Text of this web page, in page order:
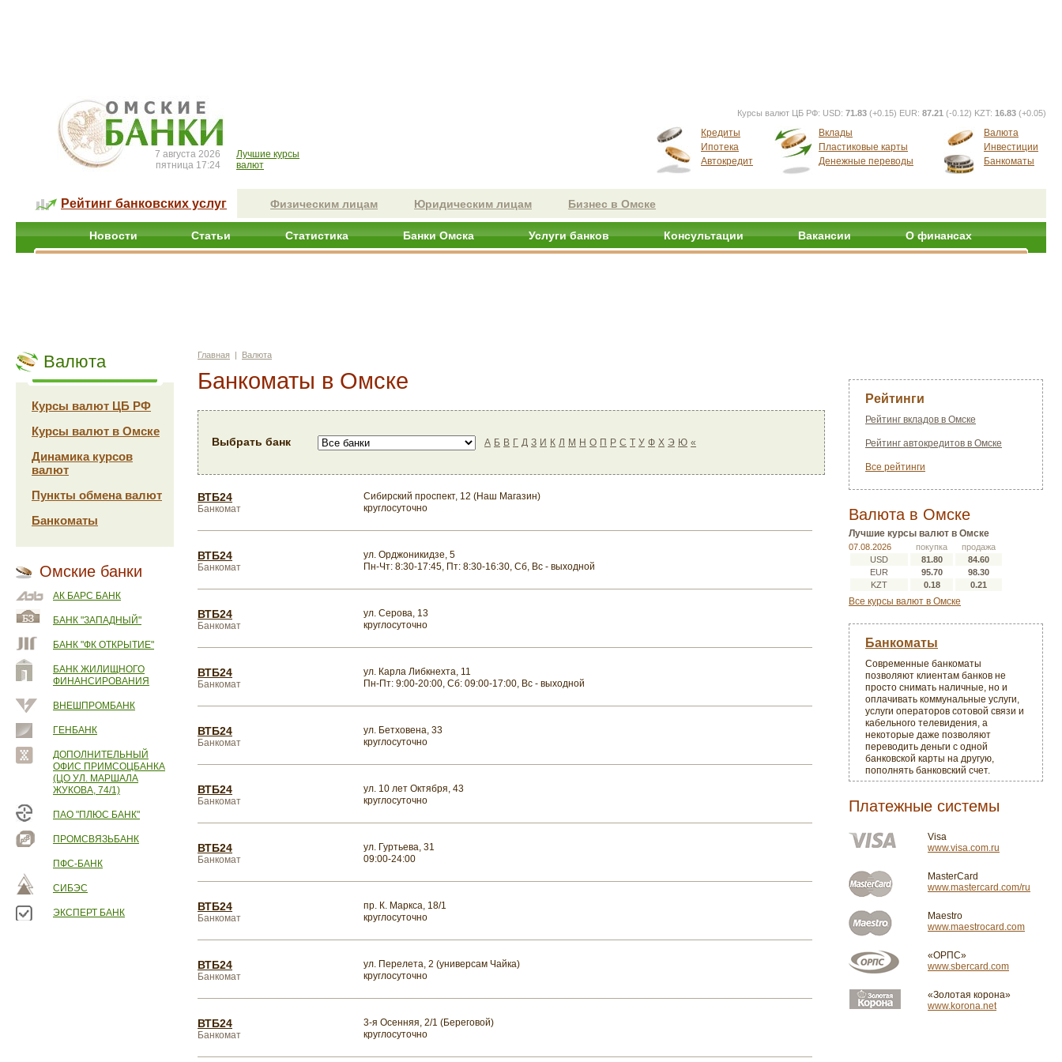
7 августа 2026
пятница 17:24
Лучшие курсы
валют
Курсы валют ЦБ РФ: USD: 71.83 (+0.15) EUR: 87.21 (-0.12) KZT: 16.83 (+0.05)
Кредиты
Ипотека
Автокредит
Вклады
Пластиковые карты
Денежные переводы
Валюта
Инвестиции
Банкоматы
Рейтинг банковских услуг Физическим лицам Юридическим лицам Бизнес в Омске
Новости Статьи Статистика Банки Омска Услуги банков Консультации Вакансии О финансах
Валюта
Курсы валют ЦБ РФ
Курсы валют в Омске
Динамика курсов
валют
Пункты обмена валют
Банкоматы
Омские банки
АК БАРС БАНК
БАНК "ЗАПАДНЫЙ"
БАНК "ФК ОТКРЫТИЕ"
БАНК ЖИЛИЩНОГО
ФИНАНСИРОВАНИЯ
ВНЕШПРОМБАНК
ГЕНБАНК
ДОПОЛНИТЕЛЬНЫЙ
ОФИС ПРИМСОЦБАНКА
(ЦО УЛ. МАРШАЛА
ЖУКОВА, 74/1)
ПАО "ПЛЮС БАНК"
ПРОМСВЯЗЬБАНК
ПФС-БАНК
СИБЭС
ЭКСПЕРТ БАНК
Главная | Валюта
Банкоматы в Омске
Выбрать банк А Б В Г Д З И К Л М Н О П Р С Т У Ф Х Э Ю «
ВТБ24
Банкомат
Сибирский проспект, 12 (Наш Магазин)
круглосуточно
ВТБ24
Банкомат
ул. Орджоникидзе, 5
Пн-Чт: 8:30-17:45, Пт: 8:30-16:30, Сб, Вс - выходной
ВТБ24
Банкомат
ул. Серова, 13
круглосуточно
ВТБ24
Банкомат
ул. Карла Либкнехта, 11
Пн-Пт: 9:00-20:00, Сб: 09:00-17:00, Вс - выходной
ВТБ24
Банкомат
ул. Бетховена, 33
круглосуточно
ВТБ24
Банкомат
ул. 10 лет Октября, 43
круглосуточно
ВТБ24
Банкомат
ул. Гуртьева, 31
09:00-24:00
ВТБ24
Банкомат
пр. К. Маркса, 18/1
круглосуточно
ВТБ24
Банкомат
ул. Перелета, 2 (универсам Чайка)
круглосуточно
ВТБ24
Банкомат
3-я Осенняя, 2/1 (Береговой)
круглосуточно
Рейтинги
Рейтинг вкладов в Омске
Рейтинг автокредитов в Омске
Все рейтинги
Валюта в Омске
Лучшие курсы валют в Омске
07.08.2026 покупка
продажа
USD
81.80
84.60
EUR
95.70
98.30
KZT
0.18 0.21
Все курсы валют в Омске
Банкоматы
Современные банкоматы
позволяют клиентам банков не
просто снимать наличные, но и
оплачивать коммунальные услуги,
услуги операторов сотовой связи и
кабельного телевидения, а
некоторые даже позволяют
переводить деньги с одной
банковской карты на другую,
пополнять банковский счет.
Платежные системы
Visa
www.visa.com.ru
MasterCard
www.mastercard.com/ru
Maestro
www.maestrocard.com
«ОРПС»
www.sbercard.com
«Золотая корона»
www.korona.net